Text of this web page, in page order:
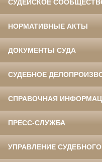
СУДЕЙСКОЕ
НОРМАТИВНЫЕ АКТЫ
ДОКУМЕНТЫ СУДА
СУДЕБНОЕ
СПРАВОЧНАЯ
ПРЕСС-СЛУЖБА
УПРАВЛЕНИЕ